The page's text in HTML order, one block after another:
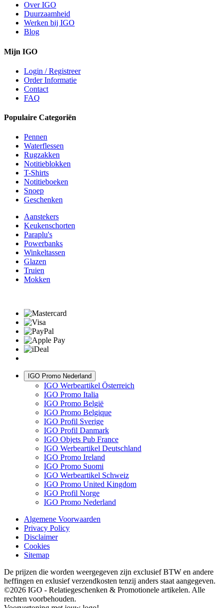
Over IGO
Duurzaamheid
Werken bij IGO
Blog
Mijn IGO
Login / Registreer
Order Informatie
Contact
FAQ
Populaire Categoriën
Pennen
Waterflessen
Rugzakken
Notitieblokken
T-Shirts
Notitieboeken
Snoep
Geschenken
Aanstekers
Keukenschorten
Paraplu's
Powerbanks
Winkeltassen
Glazen
Truien
Mokken
IGO Promo Nederland
IGO Werbeartikel Österreich
IGO Promo Italia
IGO Promo België
IGO Promo Belgique
IGO Profil Sverige
IGO Profil Danmark
IGO Objets Pub France
IGO Werbeartikel Deutschland
IGO Promo Ireland
IGO Promo Suomi
IGO Werbeartikel Schweiz
IGO Promo United Kingdom
IGO Profil Norge
IGO Promo Nederland
Algemene Voorwaarden
Privacy Policy
Disclaimer
Cookies
Sitemap
De prijzen die worden weergegeven zijn exclusief BTW en andere
heffingen en exlusief verzendkosten tenzij anders staat aangegeven.
©2026 IGO - Relatiegeschenken & Promotionele artikelen. Alle
rechten voorbehouden.